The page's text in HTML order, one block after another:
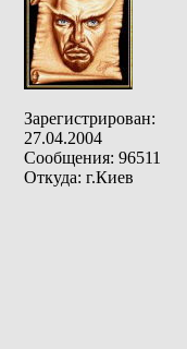
Зарегистрирован:
27.04.2004
Сообщения: 96511
Откуда: г.Киев